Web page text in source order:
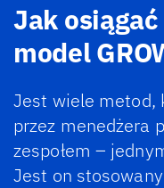
Jak osiągać
model
Jest wiele metod,
przez menedżera
zespołem –
Jest on